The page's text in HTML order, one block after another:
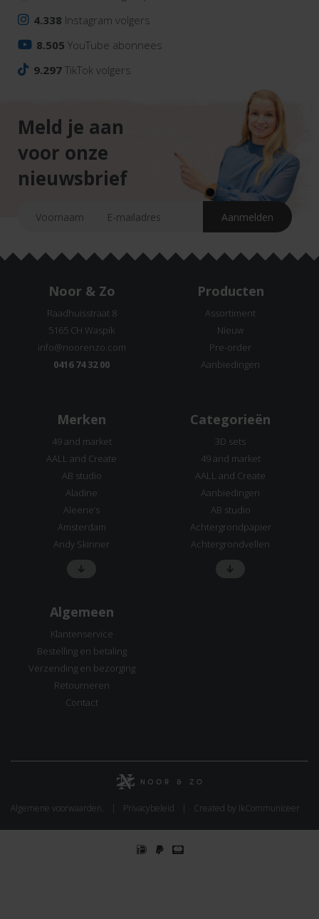
4.338 Instagram volgers
8.505 YouTube abonnees
9.297 TikTok volgers
Meld je aan
voor onze
nieuwsbrief
Noor & Zo
Raadhuisstraat 8
5165 CH Waspik
info@noorenzo.com
0416 74 32 00
Producten
Assortiment
Nieuw
Pre-order
Aanbiedingen
Merken
49 and market
AALL and Create
AB studio
Aladine
Aleene’s
Amsterdam
Andy Skinner
Categorieën
3D sets
49 and market
AALL and Create
Aanbiedingen
AB studio
Achtergrondpapier
Achtergrondvellen
Algemeen
Klantenservice
Bestelling en betaling
Verzending en bezorging
Retourneren
Contact
Algemene voorwaarden. Privacybeleid Created by IkCommuniceer